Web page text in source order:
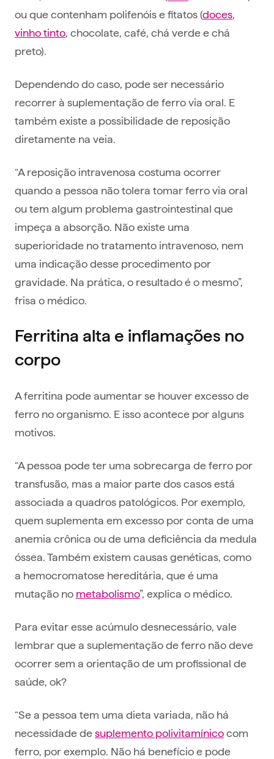
ou que contenham polifenóis e fitatos (doces,
vinho tinto, chocolate, café, chá verde e chá
preto).
Dependendo do caso, pode ser necessário
recorrer à suplementação de ferro via oral. E
também existe a possibilidade de reposição
diretamente na veia.
“A reposição intravenosa costuma ocorrer
quando a pessoa não tolera tomar ferro via oral
ou tem algum problema gastrointestinal que
impeça a absorção. Não existe uma
superioridade no tratamento intravenoso, nem
uma indicação desse procedimento por
gravidade. Na prática, o resultado é o mesmo”,
frisa o médico.
Ferritina alta e inflamações no
corpo
A ferritina pode aumentar se houver excesso de
ferro no organismo. E isso acontece por alguns
motivos.
“A pessoa pode ter uma sobrecarga de ferro por
transfusão, mas a maior parte dos casos está
associada a quadros patológicos. Por exemplo,
quem suplementa em excesso por conta de uma
anemia crônica ou de uma deficiência da medula
óssea. Também existem causas genéticas, como
a hemocromatose hereditária, que é uma
mutação no metabolismo”, explica o médico.
Para evitar esse acúmulo desnecessário, vale
lembrar que a suplementação de ferro não deve
ocorrer sem a orientação de um profissional de
saúde, ok?
“Se a pessoa tem uma dieta variada, não há
necessidade desuplemento polivitamínicocom
ferro, por exemplo. Não há benefício e pode